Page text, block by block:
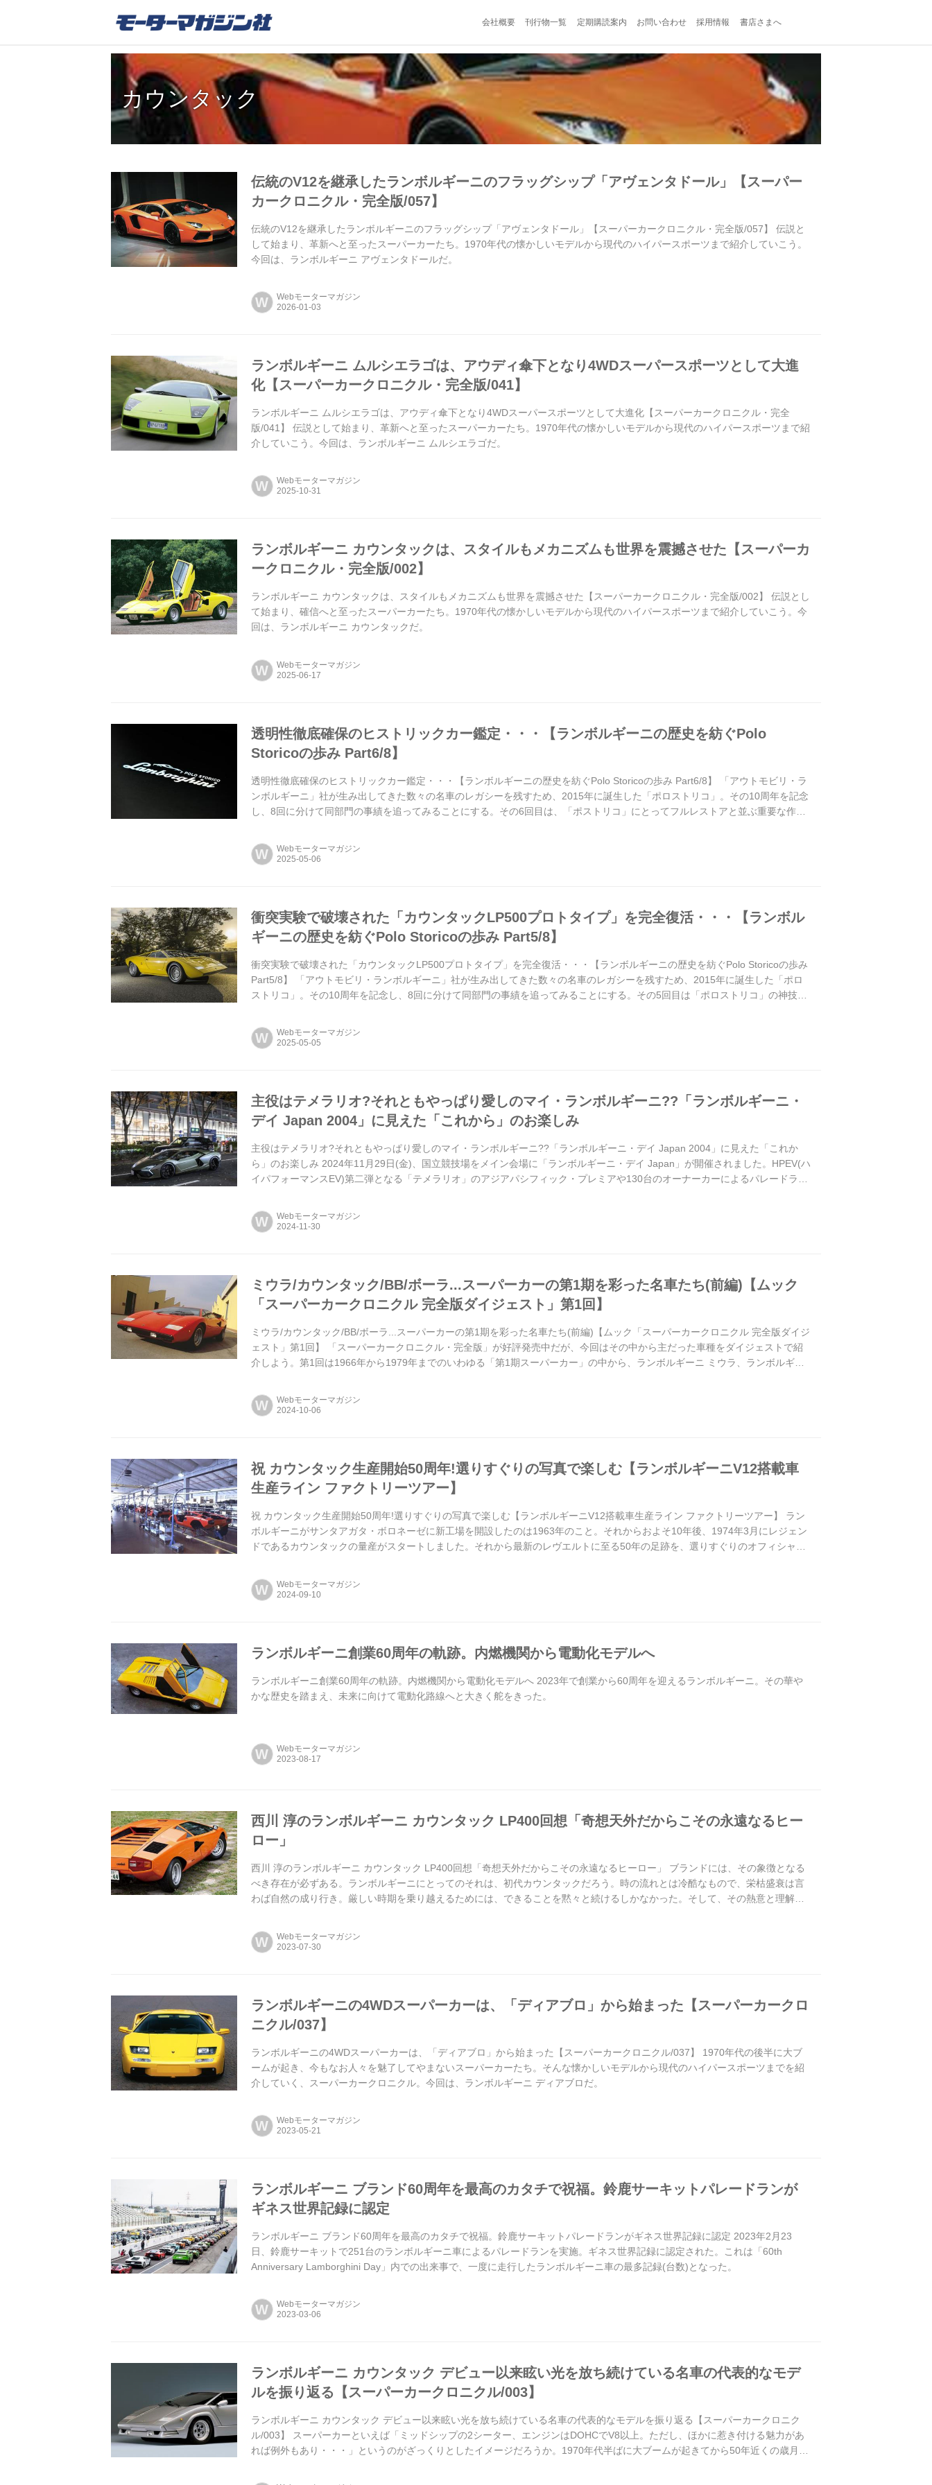
会社概要 刊行物一覧 定期購読案内 お問い合わせ 採用情報 書店さまへ
カウンタック
伝統のV12を継承したランボルギーニのフラッグシップ「アヴェンタドール」【スーパー
カークロニクル・完全版/057】
伝統のV12を継承したランボルギーニのフラッグシップ「アヴェンタドール」【スーパーカークロニクル・完全版/057】 伝説と
して始まり、革新へと至ったスーパーカーたち。1970年代の懐かしいモデルから現代のハイパースポーツまで紹介していこう。
今回は、ランボルギーニ アヴェンタドールだ。
W Webモーターマガジン
ランボルギーニ ムルシエラゴは、アウディ傘下となり4WDスーパースポーツとして大進
化【スーパーカークロニクル・完全版/041】
ランボルギーニ ムルシエラゴは、アウディ傘下となり4WDスーパースポーツとして大進化【スーパーカークロニクル・完全
版/041】 伝説として始まり、革新へと至ったスーパーカーたち。1970年代の懐かしいモデルから現代のハイパースポーツまで紹
介していこう。今回は、ランボルギーニ ムルシエラゴだ。
W Webモーターマガジン
ランボルギーニ カウンタックは、スタイルもメカニズムも世界を震撼させた【スーパーカ
ークロニクル・完全版/002】
ランボルギーニ カウンタックは、スタイルもメカニズムも世界を震撼させた【スーパーカークロニクル・完全版/002】 伝説とし
て始まり、確信へと至ったスーパーカーたち。1970年代の懐かしいモデルから現代のハイパースポーツまで紹介していこう。今
回は、ランボルギーニ カウンタックだ。
W Webモーターマガジン
透明性徹底確保のヒストリックカー鑑定・・・【ランボルギーニの歴史を紡ぐPolo
Storicoの歩み Part6/8】
透明性徹底確保のヒストリックカー鑑定・・・【ランボルギーニの歴史を紡ぐPolo Storicoの歩み Part6/8】 「アウトモビリ・ラ
ンボルギーニ」社が生み出してきた数々の名車のレガシーを残すため、2015年に誕生した「ポロストリコ」。その10周年を記念
し、8回に分けて同部門の事績を追ってみることにする。その6回目は、「ポストリコ」にとってフルレストアと並ぶ重要な作業
W Webモーターマガジン
衝突実験で破壊された「カウンタックLP500プロトタイプ」を完全復活・・・【ランボル
ギーニの歴史を紡ぐPolo Storicoの歩み Part5/8】
衝突実験で破壊された「カウンタックLP500プロトタイプ」を完全復活・・・【ランボルギーニの歴史を紡ぐPolo Storicoの歩み
Part5/8】 「アウトモビリ・ランボルギーニ」社が生み出してきた数々の名車のレガシーを残すため、2015年に誕生した「ポロ
ストリコ」。その10周年を記念し、8回に分けて同部門の事績を追ってみることにする。その5回目は「ポロストリコ」の神技と
W Webモーターマガジン
主役はテメラリオ?それともやっぱり愛しのマイ・ランボルギーニ??「ランボルギーニ・
デイ Japan 2004」に見えた「これから」のお楽しみ
主役はテメラリオ?それともやっぱり愛しのマイ・ランボルギーニ??「ランボルギーニ・デイ Japan 2004」に見えた「これか
ら」のお楽しみ 2024年11月29日(金)、国立競技場をメイン会場に「ランボルギーニ・デイ Japan」が開催されました。HPEV(ハ
イパフォーマンスEV)第二弾となる「テメラリオ」のアジアパシフィック・プレミアや130台のオーナーカーによるパレードラン
W Webモーターマガジン
ミウラ/カウンタック/BB/ボーラ...スーパーカーの第1期を彩った名車たち(前編)【ムック
「スーパーカークロニクル 完全版ダイジェスト」第1回】
ミウラ/カウンタック/BB/ボーラ...スーパーカーの第1期を彩った名車たち(前編)【ムック「スーパーカークロニクル 完全版ダイジ
ェスト」第1回】 「スーパーカークロニクル・完全版」が好評発売中だが、今回はその中から主だった車種をダイジェストで紹
介しよう。第1回は1966年から1979年までのいわゆる「第1期スーパーカー」の中から、ランボルギーニ ミウラ、ランボルギー
W Webモーターマガジン
祝 カウンタック生産開始50周年!選りすぐりの写真で楽しむ【ランボルギーニV12搭載車
生産ライン ファクトリーツアー】
祝 カウンタック生産開始50周年!選りすぐりの写真で楽しむ【ランボルギーニV12搭載車生産ライン ファクトリーツアー】 ラン
ボルギーニがサンタアガタ・ボロネーゼに新工場を開設したのは1963年のこと。それからおよそ10年後、1974年3月にレジェン
ドであるカウンタックの量産がスタートしました。それから最新のレヴエルトに至る50年の足跡を、選りすぐりのオフィシャル
W Webモーターマガジン
ランボルギーニ創業60周年の軌跡。内燃機関から電動化モデルへ
ランボルギーニ創業60周年の軌跡。内燃機関から電動化モデルへ 2023年で創業から60周年を迎えるランボルギーニ。その華や
かな歴史を踏まえ、未来に向けて電動化路線へと大きく舵をきった。
W Webモーターマガジン
西川 淳のランボルギーニ カウンタック LP400回想「奇想天外だからこその永遠なるヒー
ロー」
西川 淳のランボルギーニ カウンタック LP400回想「奇想天外だからこその永遠なるヒーロー」 ブランドには、その象徴となる
べき存在が必ずある。ランボルギーニにとってのそれは、初代カウンタックだろう。時の流れとは冷酷なもので、栄枯盛衰は言
わば自然の成り行き。厳しい時期を乗り越えるためには、できることを黙々と続けるしかなかった。そして、その熱意と理解に
W Webモーターマガジン
ランボルギーニの4WDスーパーカーは、「ディアブロ」から始まった【スーパーカークロ
ニクル/037】
ランボルギーニの4WDスーパーカーは、「ディアブロ」から始まった【スーパーカークロニクル/037】 1970年代の後半に大ブ
ームが起き、今もなお人々を魅了してやまないスーパーカーたち。そんな懐かしいモデルから現代のハイパースポーツまでを紹
介していく、スーパーカークロニクル。今回は、ランボルギーニ ディアブロだ。
W Webモーターマガジン
ランボルギーニ ブランド60周年を最高のカタチで祝福。鈴鹿サーキットパレードランが
ギネス世界記録に認定
ランボルギーニ ブランド60周年を最高のカタチで祝福。鈴鹿サーキットパレードランがギネス世界記録に認定 2023年2月23
日、鈴鹿サーキットで251台のランボルギーニ車によるパレードランを実施。ギネス世界記録に認定された。これは「60th
Anniversary Lamborghini Day」内での出来事で、一度に走行したランボルギーニ車の最多記録(台数)となった。
W Webモーターマガジン
ランボルギーニ カウンタック デビュー以来眩い光を放ち続けている名車の代表的なモデ
ルを振り返る【スーパーカークロニクル/003】
ランボルギーニ カウンタック デビュー以来眩い光を放ち続けている名車の代表的なモデルを振り返る【スーパーカークロニク
ル/003】 スーパーカーといえば「ミッドシップの2シーター、エンジンはDOHCでV8以上。ただし、ほかに惹き付ける魅力があ
れば例外もあり・・・」というのがざっくりとしたイメージだろうか。1970年代半ばに大ブームが起きてから50年近くの歳月が